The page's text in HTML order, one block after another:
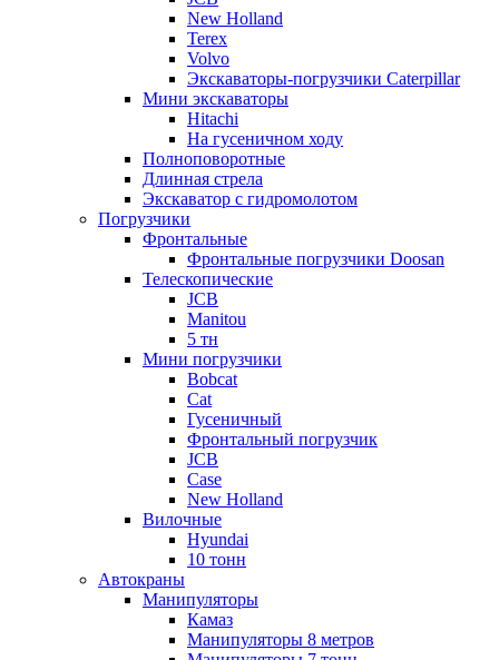
New Holland
Terex
Volvo
Экскаваторы-погрузчики Caterpillar
Мини экскаваторы
Hitachi
На гусеничном ходу
Полноповоротные
Длинная стрела
Экскаватор с гидромолотом
Погрузчики
Фронтальные
Фронтальные погрузчики Doosan
Телескопические
JCB
Manitou
5 тн
Мини погрузчики
Bobcat
Cat
Гусеничный
Фронтальный погрузчик
JCB
Case
New Holland
Вилочные
Hyundai
10 тонн
Автокраны
Манипуляторы
Камаз
Манипуляторы 8 метров